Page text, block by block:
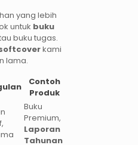
yang lebih
untuk buku
buku tugas.
kami
lama.
Contoh
Produk
Buku
Premium,
Laporan
Tahunan